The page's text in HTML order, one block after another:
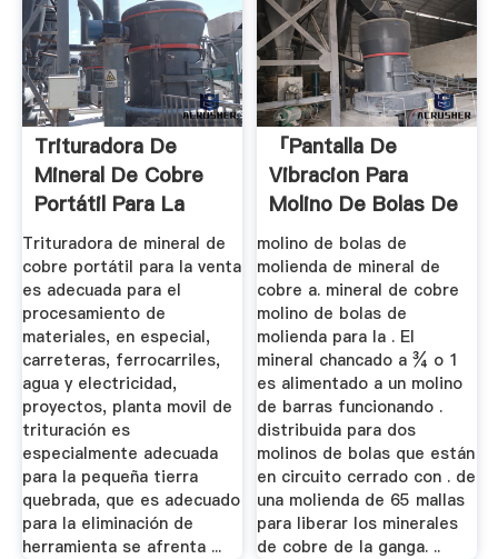
Trituradora De
Mineral De Cobre
Portátil Para La
Venta
Trituradora de mineral de
cobre portátil para la venta
es adecuada para el
procesamiento de
materiales, en especial,
carreteras, ferrocarriles,
agua y electricidad,
proyectos, planta movil de
trituración es
especialmente adecuada
para la pequeña tierra
quebrada, que es adecuado
para la eliminación de
herramienta se afrenta ...
「pantalla De
Vibracion Para
Molino De Bolas De
Molienda De ...
molino de bolas de
molienda de mineral de
cobre a. mineral de cobre
molino de bolas de
molienda para la . El
mineral chancado a ¾ o 1
es alimentado a un molino
de barras funcionando .
distribuida para dos
molinos de bolas que están
en circuito cerrado con . de
una molienda de 65 mallas
para liberar los minerales
de cobre de la ganga. ..